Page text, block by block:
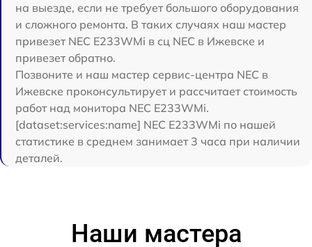
на выезде, если не требует большого оборудования
и сложного ремонта. В таких случаях наш мастер
привезет NEC E233WMi в сц NEC в Ижевске и
привезет обратно.
Позвоните и наш мастер сервис-центра NEC в
Ижевске проконсультирует и рассчитает стоимость
работ над монитора NEC E233WMi.
[dataset:services:name] NEC E233WMi по нашей
статистике в среднем занимает 3 часа при наличии
деталей.
Наши мастера